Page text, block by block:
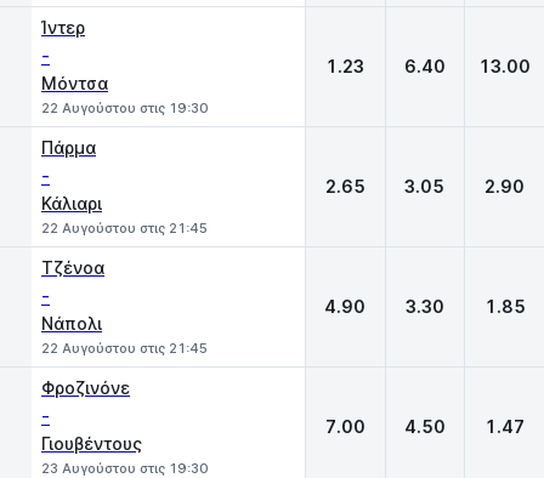
Ίντερ
-
Μόντσα
22 Αυγούστου στις 19:30
1.23 6.40 13.00
Πάρμα
-
Κάλιαρι
22 Αυγούστου στις 21:45
2.65 3.05 2.90
Τζένοα
-
Νάπολι
22 Αυγούστου στις 21:45
4.90 3.30 1.85
Φροζινόνε
-
Γιουβέντους
23 Αυγούστου στις 19:30
7.00 4.50 1.47